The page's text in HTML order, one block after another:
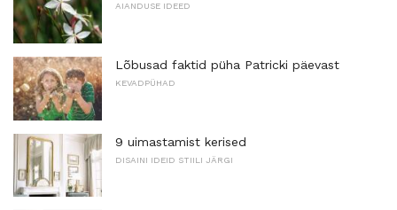
AIANDUSE IDEED
Lõbusad faktid püha Patricki päevast
KEVADPÜHAD
9 uimastamist kerised
DISAINI IDEID STIILI JÄRGI